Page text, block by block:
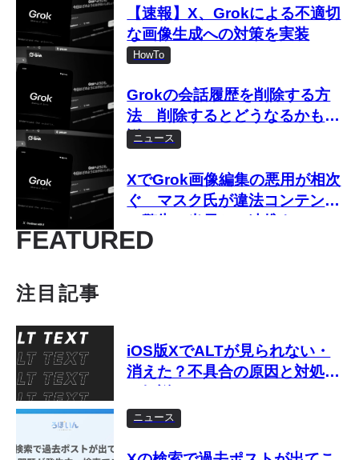
【速報】X、Grokによる不適切
な画像生成への対策を実装
HowTo
Grokの会話履歴を削除する方
法 削除するとどうなるかも解
説ニュース
XでGrok画像編集の悪用が相次
ぐ マスク氏が違法コンテンツ
FEATURED
注目記事
iOS版XでALTが見られない・
消えた？不具合の原因と対処法
ニュース